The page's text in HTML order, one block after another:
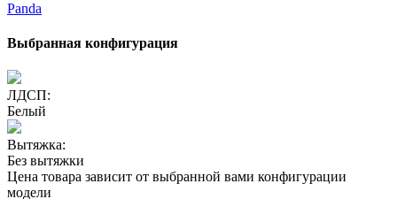
Panda
Выбранная конфигурация
ЛДСП:
Белый
Вытяжка:
Без вытяжки
Цена товара зависит от выбранной вами конфигурации
модели